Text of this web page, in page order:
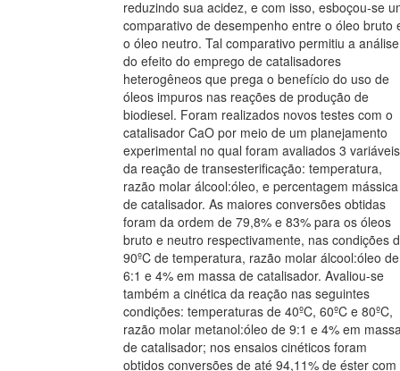
reduzindo sua acidez, e com isso, esboçou-se
comparativo de desempenho entre o óleo bruto
o óleo neutro. Tal comparativo permitiu a análise
do efeito do emprego de catalisadores
heterogêneos que prega o benefício do uso de
óleos impuros nas reações de produção de
biodiesel. Foram realizados novos testes com o
catalisador CaO por meio de um planejamento
experimental no qual foram avaliados 3 variáveis
da reação de transesterificação: temperatura,
razão molar álcool:óleo, e percentagem mássica
de catalisador. As maiores conversões obtidas
foram da ordem de 79,8% e 83% para os óleos
bruto e neutro respectivamente, nas condições
90ºC de temperatura, razão molar álcool:óleo de
6:1 e 4% em massa de catalisador. Avaliou-se
também a cinética da reação nas seguintes
condições: temperaturas de 40ºC, 60ºC e 80ºC,
razão molar metanol:óleo de 9:1 e 4% em
de catalisador; nos ensaios cinéticos foram
obtidos conversões de até 94,11% de éster com